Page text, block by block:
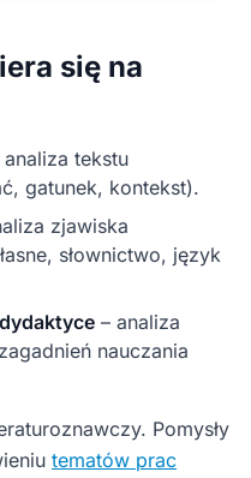
się na
analiza tekstu
gatunek, kontekst).
zjawiska
słownictwo, język
– analiza
nauczania
Pomysły
tematów prac